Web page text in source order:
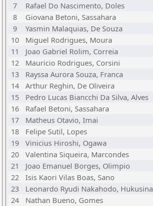
7
Rafael Do Nascimento, Doles
8
Giovana Betoni, Sassahara
9
Yasmin Malaquias, De Souza
10
Miguel Rodrigues, Moura
11
Joao Gabriel Rolim, Correia
12
Mauricio Rodrigues, Corsini
13
Rayssa Aurora Souza, Franca
14
Arthur Reghin, De Oliveira
15
Pedro Lucas Biancchi Da Silva, Alves
16
Rafael Betoni, Sassahara
17
Matheus Otavio, Imai
18
Felipe Sutil, Lopes
19
Vinicius Hiroshi, Ogawa
20
Valentina Siqueira, Marcondes
21
Joao Emanuel Borges, Olimpio
22
Isis Kaori Vilas Boas, Sano
23
Leonardo Ryudi Nakahodo, Hukusina
24
Nathan Bueno, Gomes